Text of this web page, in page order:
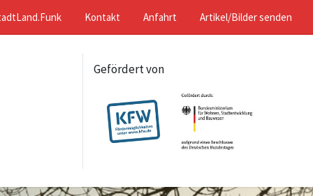
Kontakt Anfahrt Artikel/Bilder senden
Gefördert von